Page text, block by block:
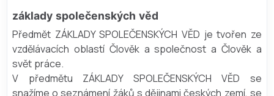
základy společenských věd
Předmět ZÁKLADY SPOLEČENSKÝCH VĚD je tvořen ze
vzdělávacích oblastí Člověk a společnost a Člověk a
svět práce.
V předmětu ZÁKLADY SPOLEČENSKÝCH VĚD se
snažíme o seznámení žáků s dějinami českých zemí, se